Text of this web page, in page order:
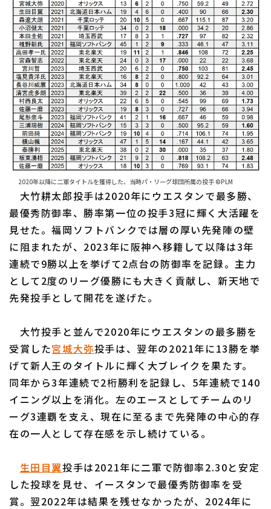
2020年以降に二軍タイトルを獲得した、当時パ・リーグ球団所属の投手 ©PLM
大竹耕太郎投手は2020年にウエスタンで最多勝、
最優秀防御率、勝率第一位の投手3冠に輝く大活躍を
見せた。福岡ソフトバンクでは層の厚い先発陣の壁
に阻まれたが、2023年に阪神へ移籍して以降は3年
連続で9勝以上を挙げて2点台の防御率を記録。主力
として2度のリーグ優勝にも大きく貢献し、新天地で
先発投手として開花を遂げた。
大竹投手と並んで2020年にウエスタンの最多勝を
受賞した宮城大弥投手は、翌年の2021年に13勝を挙
げて新人王のタイトルに輝く大ブレイクを果たす。
同年から3年連続で2桁勝利を記録し、5年連続で140
イニング以上を消化。左のエースとしてチームのリ
ーグ3連覇を支え、現在に至るまで先発陣の中心的存
在の一人として存在感を示し続けている。
生田目翼投手は2021年に二軍で防御率2.30と安定
した投球を見せ、イースタンで最優秀防御率を受
賞。翌2022年は結果を残せなかったが、2024年に